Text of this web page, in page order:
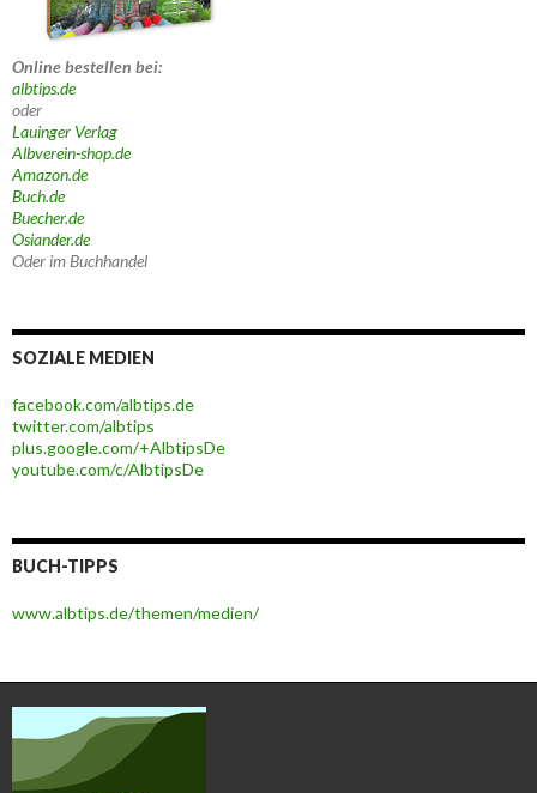
Online bestellen bei:
albtips.de
oder
Lauinger Verlag
Albverein-shop.de
Amazon.de
Buch.de
Buecher.de
Osiander.de
Oder im Buchhandel
SOZIALE MEDIEN
facebook.com/albtips.de
twitter.com/albtips
plus.google.com/+AlbtipsDe
youtube.com/c/AlbtipsDe
BUCH-TIPPS
www.albtips.de/themen/medien/